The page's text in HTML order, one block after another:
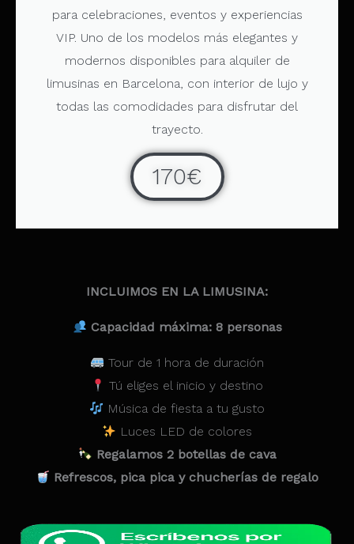
para celebraciones, eventos y experiencias
VIP. Uno de los modelos más elegantes y
modernos disponibles para alquiler de
limusinas en Barcelona, con interior de lujo y
todas las comodidades para disfrutar del
trayecto.
170€
INCLUIMOS EN LA LIMUSINA:
Capacidad máxima: 8 personas
Tour de 1 hora de duración
Tú eliges el inicio y destino
Música de fiesta a tu gusto
Luces LED de colores
Regalamos 2 botellas de cava
Refrescos, pica pica y chucherías de regalo